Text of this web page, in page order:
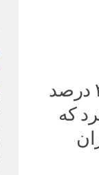
شورای اتحادیه اروپا هزینه صدور ویزای شنگن را ۳۳.۳ درصد
که